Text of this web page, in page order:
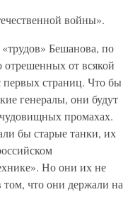
войны».
Бешанова, по
отрешенных от всякой
первых страниц. Что бы
генералы, они будут
промахах.
бы старые танки, их
Но они их не
что они держали на